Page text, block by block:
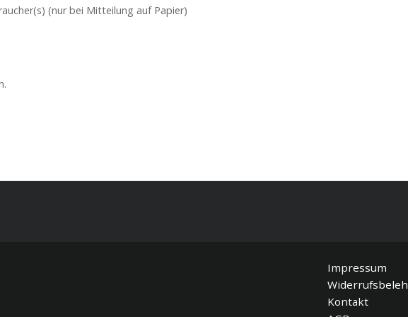
(nur bei Mitteilung auf Papier)
Impressum
Kontakt